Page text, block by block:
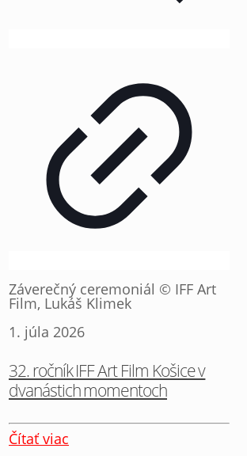
Záverečný ceremoniál © IFF Art
Film, Lukáš Klimek
1. júla 2026
32. ročník IFF Art Film Košice v
dvanástich momentoch
Čítať viac